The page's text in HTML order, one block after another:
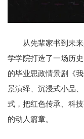
从先辈家书到未
学学院打造了一场历
的毕业思政情景剧《
景演绎、沉浸式小品
式，把红色传承、科
的动人篇章。